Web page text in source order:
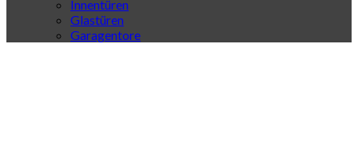
Innentüren
Glastüren
Garagentore